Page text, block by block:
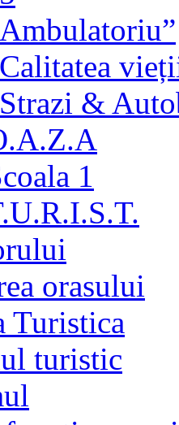
&
1
orasului
Turistica
turistic